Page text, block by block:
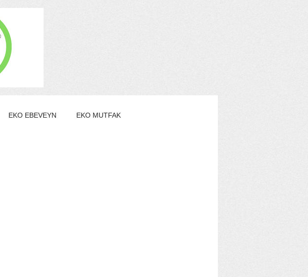
EKO EBEVEYN EKO MUTFAK